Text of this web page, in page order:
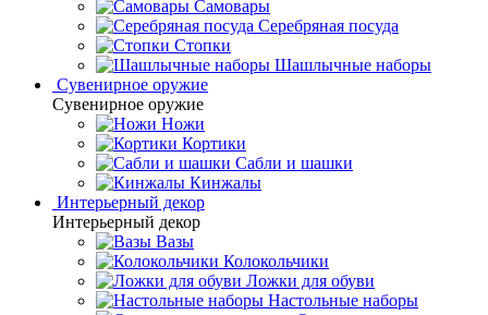
Самовары
Серебряная посуда
Стопки
Шашлычные наборы
Сувенирное оружие
Сувенирное оружие
Ножи
Кортики
Сабли и шашки
Кинжалы
Интерьерный декор
Интерьерный декор
Вазы
Колокольчики
Ложки для обуви
Настольные наборы